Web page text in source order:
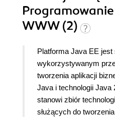
WWW (2)
Platforma Java EE jest
wykorzystywanym
tworzenia aplikacji
Java i technologii Java
stanowi zbiór
służących do